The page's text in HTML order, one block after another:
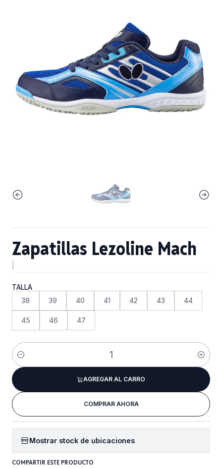
Zapatillas Lezoline Mach
TALLA
38 39 40 41 42 43 44
45 46 47
Cantidad
AGREGAR AL CARRO
COMPRAR AHORA
Mostrar stock de ubicaciones
COMPARTIR ESTE PRODUCTO